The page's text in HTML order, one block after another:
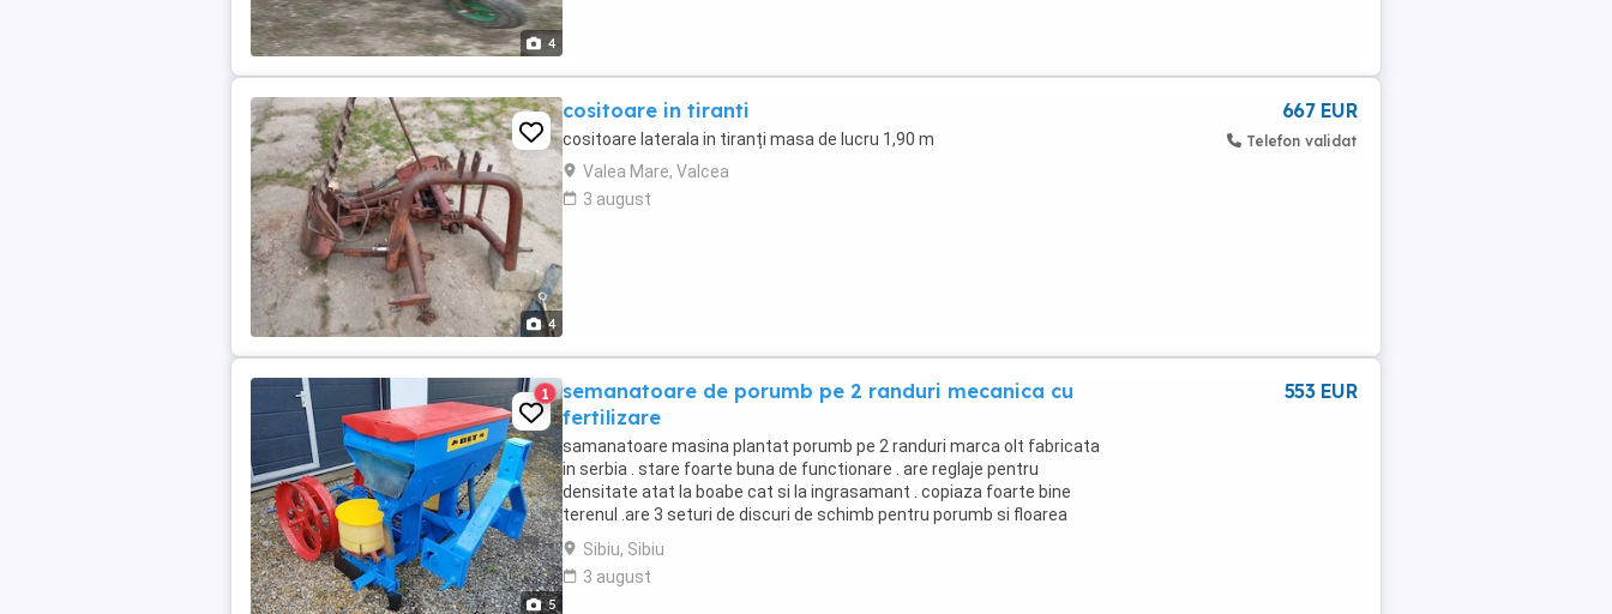
4
4
cositoare in tiranti
cositoare laterala in tiranți masa de lucru 1,90 m
Valea Mare, Valcea
3 august
667 EUR
Telefon validat
5
1
semanatoare de porumb pe 2 randuri mecanica cu
fertilizare
samanatoare masina plantat porumb pe 2 randuri marca olt fabricata
in serbia . stare foarte buna de functionare . are reglaje pentru
densitate atat la boabe cat si la ingrasamant . copiaza foarte bine
terenul .are 3 seturi de discuri de schimb pentru porumb si floarea
soarelui. este buna si la tractor ...
Sibiu, Sibiu
3 august
553 EUR